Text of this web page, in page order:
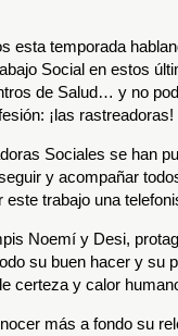
esta temporada
Social en estos
de Salud… y no
¡las rastreadoras!
Sociales se han
y acompañar
este trabajo una
Noemí y Desi,
su buen hacer y su
certeza y calor
más a fondo su